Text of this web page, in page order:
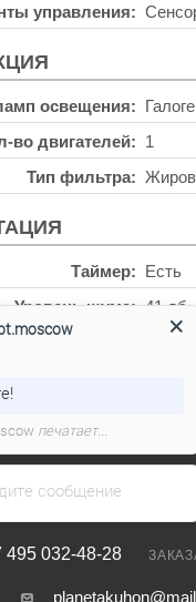
управления
освещения
во двигателей
1
Тип фильтра
Таймер
Есть
Уровень шума
41 дб
ОТЗЫВЫ
495 032-48-28
сообщение
печатает...